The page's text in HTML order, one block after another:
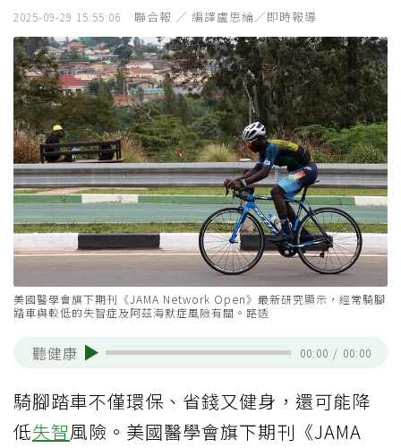
2025-09-29 15:55:06 聯合報 ／ 編譯盧思綸／即時報導
美國醫學會旗下期刊《JAMA Network Open》最新研究顯示，經常騎腳
踏車與較低的失智症及阿茲海默症風險有關。路透
聽健康 00:00 / 00:00
騎腳踏車不僅環保、省錢又健身，還可能降
低失智風險。美國醫學會旗下期刊《JAMA